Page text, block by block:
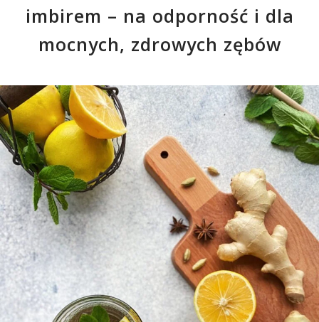
imbirem – na odporność i dla
mocnych, zdrowych zębów